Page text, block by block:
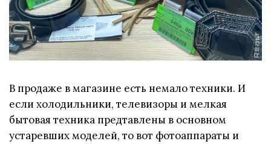
В продаже в магазине есть немало техники. И
если холодильники, телевизоры и мелкая
бытовая техника предтавлены в основном
устаревших моделей, то вот фотоаппараты и